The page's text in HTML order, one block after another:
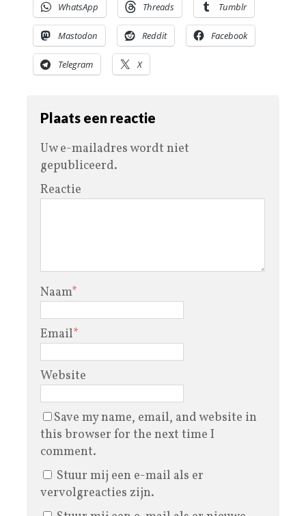
WhatsApp Threads Tumblr
Mastodon Reddit Facebook
Telegram X
Plaats een reactie
Uw e-mailadres wordt niet
gepubliceerd.
Reactie
Naam*
Email*
Website
Save my name, email, and website in
this browser for the next time I
comment.
Stuur mij een e-mail als er
vervolgreacties zijn.